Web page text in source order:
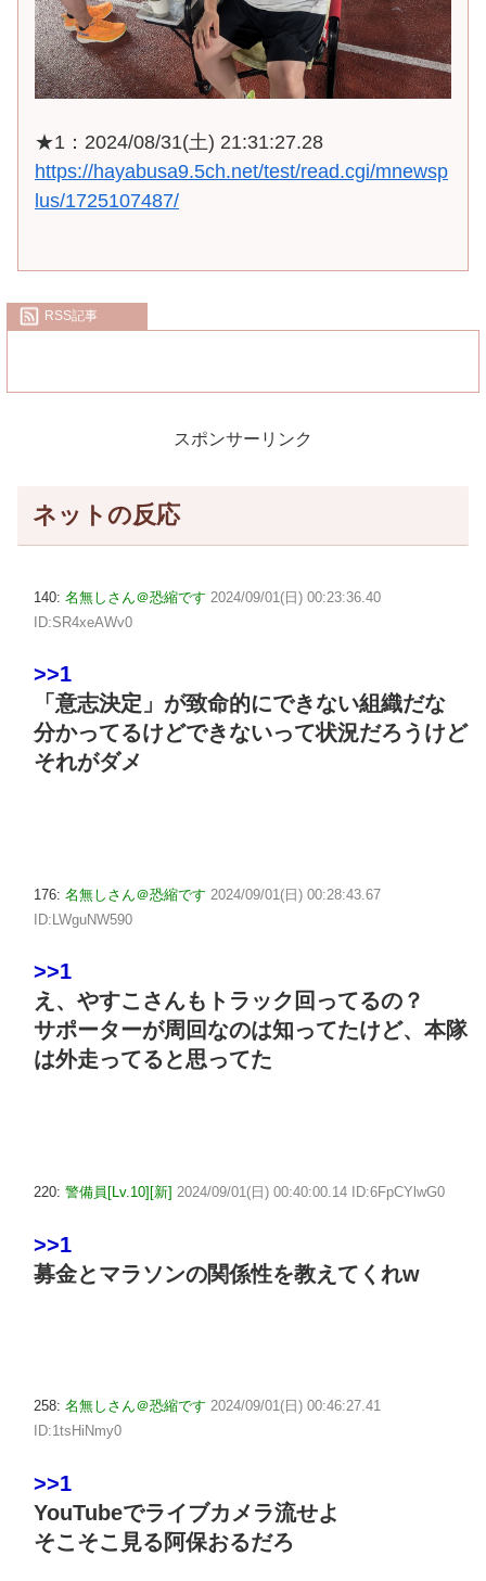
★1：2024/08/31(土) 21:31:27.28
https://hayabusa9.5ch.net/test/read.cgi/mnewsp
lus/1725107487/
RSS記事
スポンサーリンク
ネットの反応
140: 名無しさん＠恐縮です 2024/09/01(日) 00:23:36.40
ID:SR4xeAWv0
>>1
「意志決定」が致命的にできない組織だな
分かってるけどできないって状況だろうけど
それがダメ
176: 名無しさん＠恐縮です 2024/09/01(日) 00:28:43.67
ID:LWguNW590
>>1
え、やすこさんもトラック回ってるの？
サポーターが周回なのは知ってたけど、本隊
は外走ってると思ってた
220: 警備員[Lv.10][新] 2024/09/01(日) 00:40:00.14 ID:6FpCYlwG0
>>1
募金とマラソンの関係性を教えてくれw
258: 名無しさん＠恐縮です 2024/09/01(日) 00:46:27.41
ID:1tsHiNmy0
>>1
YouTubeでライブカメラ流せよ
そこそこ見る阿保おるだろ